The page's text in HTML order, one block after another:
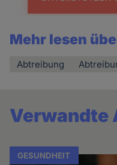
Mehr lesen
Abtreibung
Verwandte
GESUNDHEIT